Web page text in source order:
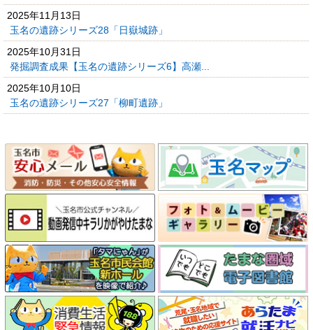
2025年11月13日
玉名の遺跡シリーズ28「日嶽城跡」
2025年10月31日
発掘調査成果【玉名の遺跡シリーズ6】高瀬...
2025年10月10日
玉名の遺跡シリーズ27「柳町遺跡」